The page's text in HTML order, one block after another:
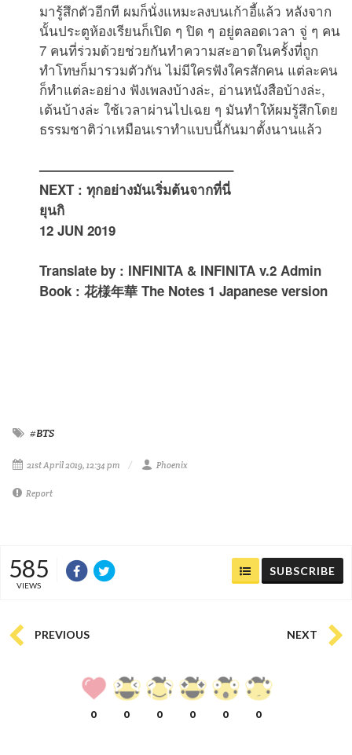
มารู้สึกตัวอีกที ผมก็นั่งแหมะลงบนเก้าอี้แล้ว หลังจาก
นั้นประตูห้องเรียนก็เปิด ๆ ปิด ๆ อยู่ตลอดเวลา จู่ ๆ คน
7 คนที่ร่วมด้วยช่วยกันทำความสะอาดในครั้งที่ถูก
ทำโทษก็มารวมตัวกัน ไม่มีใครฟังใครสักคน แต่ละคน
ก็ทำแต่ละอย่าง ฟังเพลงบ้างล่ะ, อ่านหนังสือบ้างล่ะ,
เต้นบ้างล่ะ ใช้เวลาผ่านไปเฉย ๆ มันทำให้ผมรู้สึกโดย
ธรรมชาติว่าเหมือนเราทำแบบนี้กันมาตั้งนานแล้ว
——————————————–
NEXT : ทุกอย่างมันเริ่มต้นจากที่นี่
ยุนกิ
12 JUN 2019
Translate by : INFINITA & INFINITA v.2 Admin
Book : 花様年華 The Notes 1 Japanese version
#BTS
21st April 2019, 12:34 pm Phoenix
Report
585
VIEWS
SUBSCRIBE
PREVIOUS NEXT
0 0 0 0 0 0